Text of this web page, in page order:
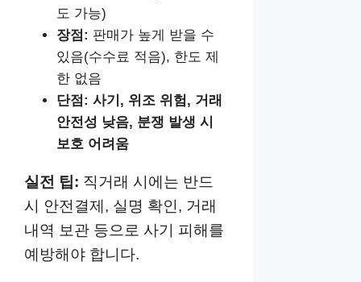
도 가능)
장점: 판매가 높게 받을 수
있음(수수료 적음), 한도 제
한 없음
단점: 사기, 위조 위험, 거래
안전성 낮음, 분쟁 발생 시
보호 어려움
실전 팁: 직거래 시에는 반드
시 안전결제, 실명 확인, 거래
내역 보관 등으로 사기 피해를
예방해야 합니다.